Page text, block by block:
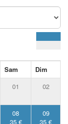
Sam
Dim
01 02
08
35 €
09
35 €